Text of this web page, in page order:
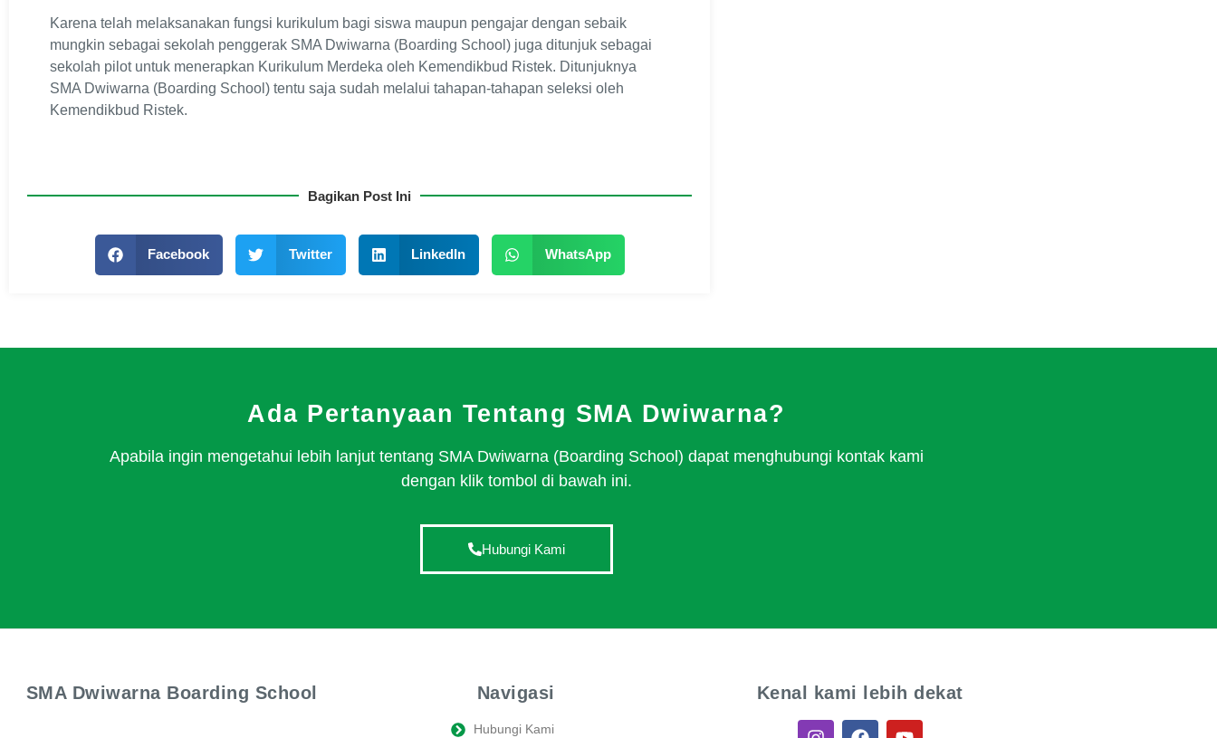
Karena telah melaksanakan fungsi kurikulum bagi siswa maupun pengajar dengan sebaik
mungkin sebagai sekolah penggerak SMA Dwiwarna (Boarding School) juga ditunjuk sebagai
sekolah pilot untuk menerapkan Kurikulum Merdeka oleh Kemendikbud Ristek. Ditunjuknya
SMA Dwiwarna (Boarding School) tentu saja sudah melalui tahapan-tahapan seleksi oleh
Kemendikbud Ristek.
Bagikan Post Ini
Facebook Twitter LinkedIn WhatsApp
Ada Pertanyaan Tentang SMA Dwiwarna?
Apabila ingin mengetahui lebih lanjut tentang SMA Dwiwarna (Boarding School) dapat menghubungi kontak kami
dengan klik tombol di bawah ini.
Hubungi Kami
SMA Dwiwarna Boarding School Navigasi
Hubungi Kami
Kenal kami lebih dekat